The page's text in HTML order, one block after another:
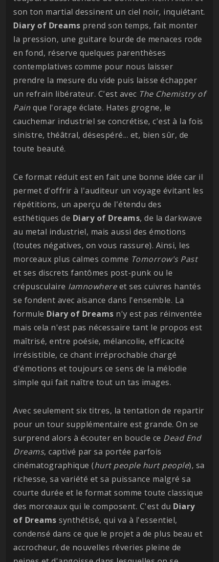
son ton martial dessinent un ciel noir, inquiétant.
Diary of Dreams prend son temps, fait monter
la pression, une guitare lourde de menaces rode
en fond, réserve quelques parenthèses
contemplatives comme pour nous laisser
prendre la mesure du vide puis laisse échapper
un refrain libérateur. C'est avec The Chemistry of
Pain que l'orage éclate. Hates grogne, le
cauchemar industriel se concrétise, c'est à la fois
sinistre, théâtral, désespéré... et, bien sûr, de
toute beauté.
Ce format réduit est en fait une bonne idée car il
permet d'offrir à l'auditeur un voyage évitant les
répétitions, un aperçu de l'étendu des
esthétiques de Diary of Dreams, de la darkwave
au metal industriel, mais aussi des émotions
(toutes négatives, on vous rassure). Ainsi, les
morceaux plus calmes comme Tomorrow's Past
et ses discrets fantômes post-punk ou le
crépusculaire Iamnowhereet ses cuivres hantés
se fondent avec aisance dans l'ensemble. La
formule Diary of Dreams n'y est pas réinventée
mais cela n'est pas nécessaire tant le propos est
maîtrisé, entre poésie, mélancolie, efficacité
irrésistible, ce chant irréprochable chargé
d'émotions et toujours ce sens de la mélodie
simple qui fait naître tout un tas images.
Avec seulement six titres, la tentation de repartir
pour un tour supplémentaire est grande. On se
surprend alors à écouter en boucle ce Dead End
Dreams, captivé par sa portée parfois
cinématographique (hurt people hurt people), sa
richesse, sa variété et sa puissance malgré sa
courte durée et le format somme toute classique
des morceaux qui le composent. C'est du Diary
of Dreams synthétisé, qui va à l'essentiel,
condensé dans ce que le projet a de plus beau et
accrocheur, de nouvelles rêveries pleine de